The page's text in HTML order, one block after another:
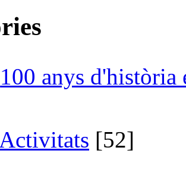
100 anys d'història
Activitats [52]